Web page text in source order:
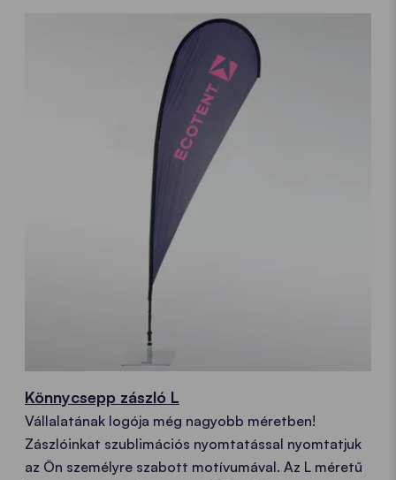
Könnycsepp zászló L
Vállalatának logója még nagyobb méretben!
Zászlóinkat szublimációs nyomtatással nyomtatjuk
az Ön személyre szabott motívumával. Az L méretű